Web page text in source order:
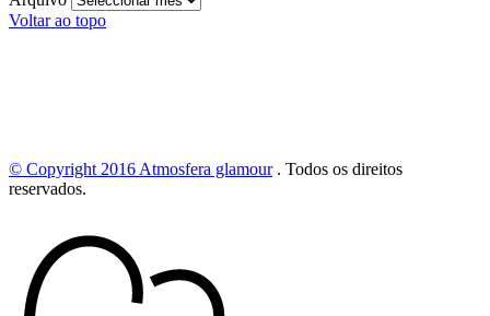
Voltar ao topo
© Copyright 2016Atmosfera glamour . Todos os direitos
reservados.